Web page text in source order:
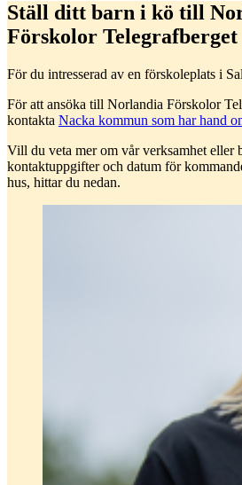
Ställ ditt barn i kö till
Förskolor Telegrafberget
För du intresserad av en förskoleplats i
För att ansöka till Norlandia Förskolor
kontakta Nacka kommun som har hand
Vill du veta mer om vår verksamhet eller
kontaktuppgifter och datum för
hus, hittar du nedan.